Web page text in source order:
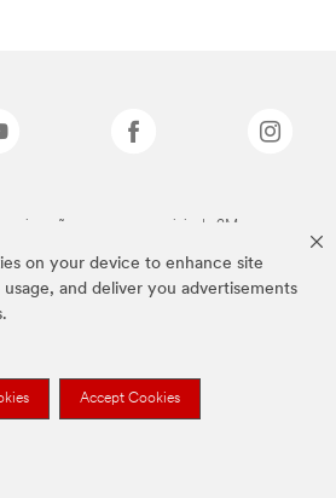
on your device to enhance site
and deliver you advertisements
Accept Cookies
a cima são marcas comerciais da 3M.